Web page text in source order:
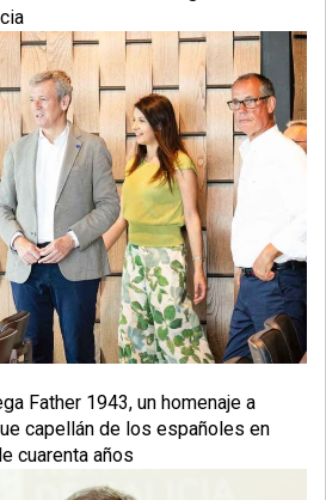
Father 1943, un homenaje a
capellán de los españoles en
cuarenta años